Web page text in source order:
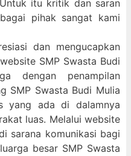
itu kritik dan saran
pihak sangat kami
dan mengucapkan
SMP Swasta Budi
dengan penampilan
SMP Swasta Budi Mulia
yang ada di dalamnya
luas. Melalui website
sarana komunikasi bagi
besar SMP Swasta